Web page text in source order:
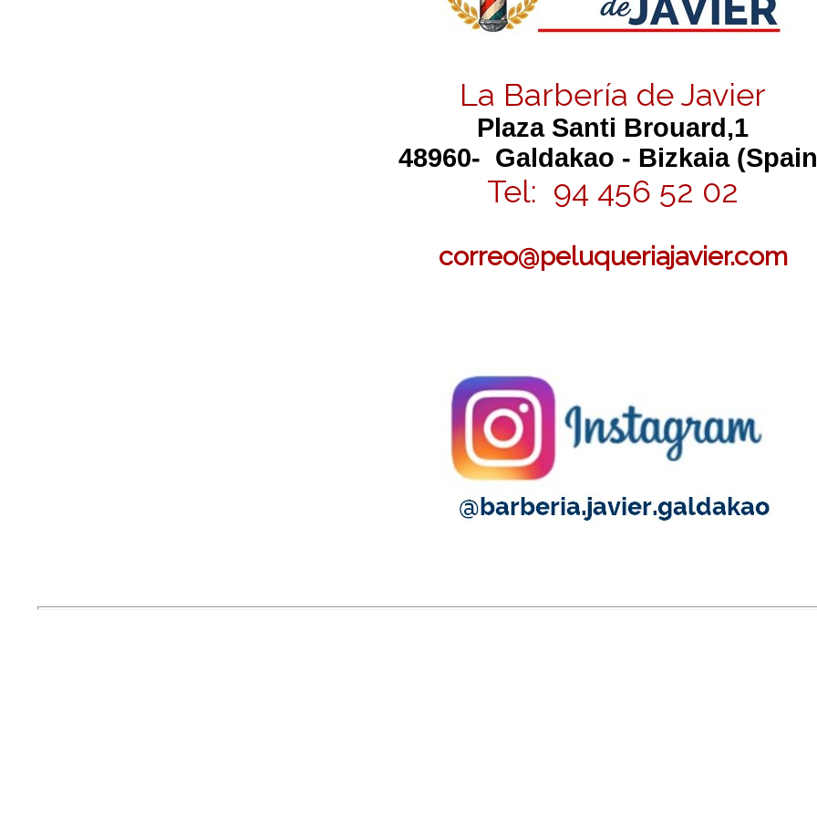
La Barbería de Javier
Plaza Santi Brouard,1
48960- Galdakao - Bizkaia
Tel: 94 456 52 02
correo@peluqueriajavier.com